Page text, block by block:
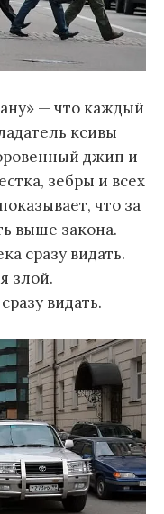
— что каждый
ксивы
джип и
зебры и всех
что за
выше закона.
сразу видать.
злой.
видать.